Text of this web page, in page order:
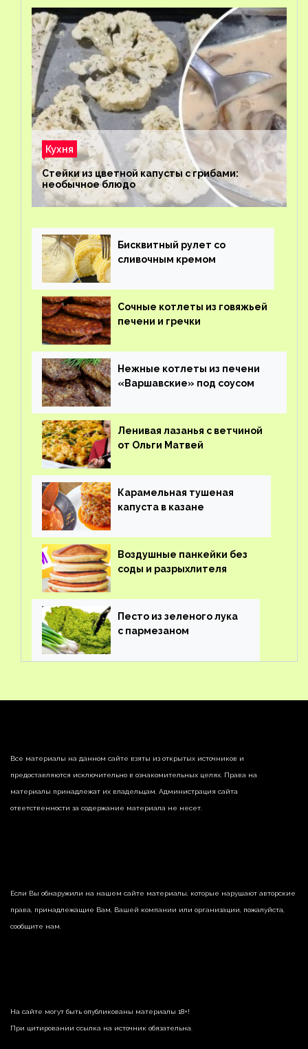
Кухня
Стейки из цветной капусты с грибами:
необычное блюдо
Бисквитный рулет со
сливочным кремом
Сочные котлеты из говяжьей
печени и гречки
Нежные котлеты из печени
«Варшавские» под соусом
Ленивая лазанья с ветчиной
от Ольги Матвей
Карамельная тушеная
капуста в казане
Воздушные панкейки без
соды и разрыхлителя
Песто из зеленого лука
с пармезаном
Все материалы на данном сайте взяты из открытых источников и
предоставляются исключительно в ознакомительных целях. Права на
материалы принадлежат их владельцам. Администрация сайта
ответственности за содержание материала не несет.
Если Вы обнаружили на нашем сайте материалы, которые нарушают авторские
права, принадлежащие Вам, Вашей компании или организации, пожалуйста,
сообщите нам.
На сайте могут быть опубликованы материалы 18+!
При цитировании ссылка на источник обязательна.